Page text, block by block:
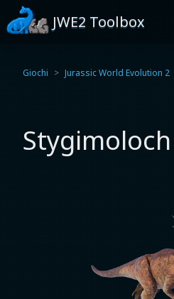
JWE2 Toolbox
Giochi Jurassic World Evolution 2
Stygimoloch